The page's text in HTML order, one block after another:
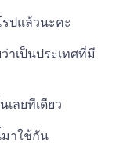
ปแล้วนะคะ
าเป็นประเทศที่มี
ลยทีเดียว
าใช้กัน